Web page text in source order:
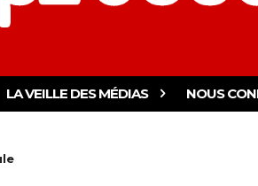
LA VEILLE DES MÉDIAS NOUS